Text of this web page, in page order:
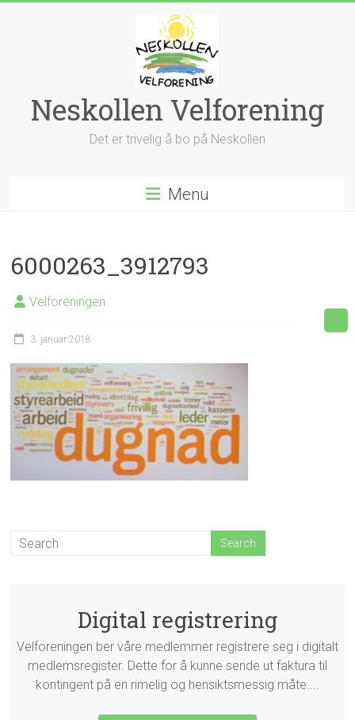
Neskollen Velforening
Det er trivelig å bo på Neskollen
Menu
6000263_3912793
Velforeningen
3. januar 2018
Digital registrering
Velforeningen ber våre medlemmer registrere seg i digitalt
medlemsregister. Dette for å kunne sende ut faktura til
kontingent på en rimelig og hensiktsmessig måte....